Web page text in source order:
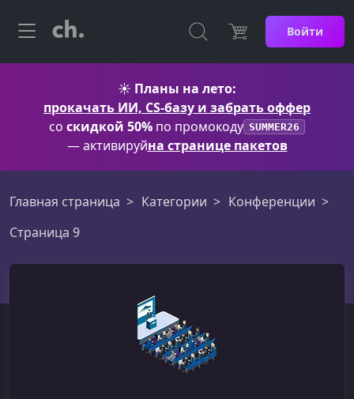
Войти
☀️ Планы на лето:
прокачать ИИ, CS-базу и забрать оффер
со скидкой 50% по промокоду SUMMER26
— активируйна странице пакетов
Главная страница Категории
Конференции
Страница 9